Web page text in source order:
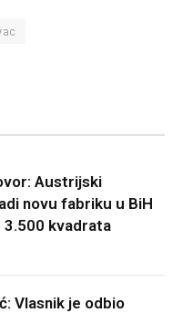
Austrijski
novu fabriku u BiH
3.500 kvadrata
Vlasnik je odbio